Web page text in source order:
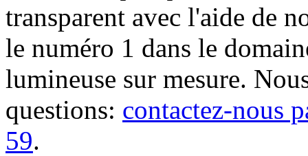
transparent avec l'aide de
le numéro 1 dans le
lumineuse sur mesure.
questions: contactez-nous
59.